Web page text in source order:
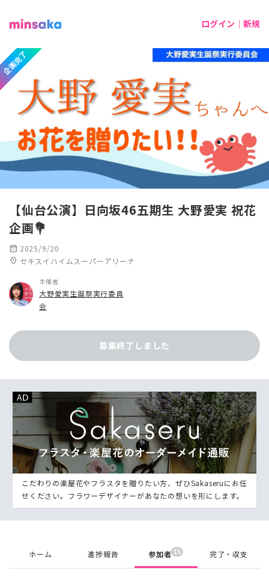
ログイン｜新規
企画完了
【仙台公演】日向坂46五期生 大野愛実 祝花
企画💐
calendar_month 2025/9/20
location_on セキスイハイムスーパーアリーナ
主催者
大野愛実生誕祭実行委員
会
募集終了しました
こだわりの楽屋花やフラスタを贈りたい方、ぜひSakaseruにお任
せください。フラワーデザイナーがあなたの想いを形にします。
ホーム 進捗報告 参加者 15 完了・収支